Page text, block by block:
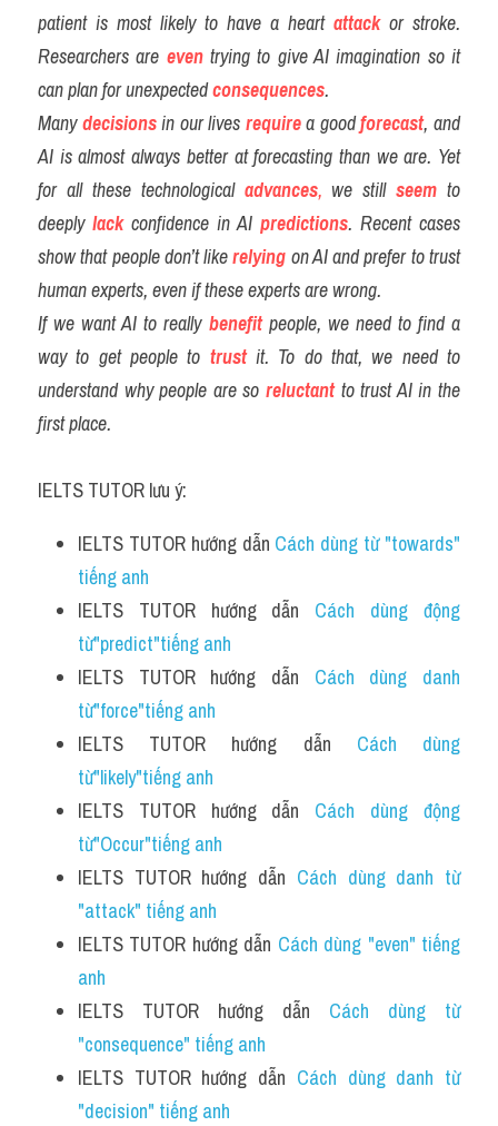
patient is most likely to have a heart attack or stroke.
Researchers are even trying to give AI imagination so it
can plan for unexpected consequences.
Many decisions in our lives require a good forecast, and
AI is almost always better at forecasting than we are. Yet
for all these technological advances, we still seem to
deeply lack confidence in AI predictions. Recent cases
show that people don’t like relying on AI and prefer to trust
human experts, even if these experts are wrong.
If we want AI to really benefit people, we need to find a
way to get people to trust it. To do that, we need to
understand why people are so reluctant to trust AI in the
first place.
IELTS TUTOR lưu ý:
IELTS TUTOR hướng dẫn Cách dùng từ "towards"
tiếng anh
IELTS TUTOR hướng dẫn Cách dùng động
từ"predict"tiếng anh
IELTS TUTOR hướng dẫn Cách dùng danh
từ"force"tiếng anh
IELTS TUTOR hướng dẫn Cách dùng
từ"likely"tiếng anh
IELTS TUTOR hướng dẫn Cách dùng động
từ"Occur"tiếng anh
IELTS TUTOR hướng dẫn Cách dùng danh từ
"attack" tiếng anh
IELTS TUTOR hướng dẫn Cách dùng "even" tiếng
anh
IELTS TUTOR hướng dẫn Cách dùng từ
"consequence" tiếng anh
IELTS TUTOR hướng dẫn Cách dùng danh từ
"decision" tiếng anh